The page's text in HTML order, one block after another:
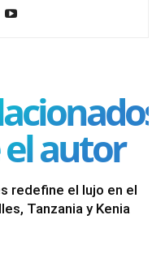
autor
redefine el lujo en el
Tanzania y Kenia